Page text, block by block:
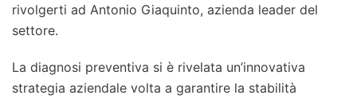
rivolgerti ad Antonio Giaquinto, azienda leader del
settore.
La diagnosi preventiva si è rivelata un’innovativa
strategia aziendale volta a garantire la stabilità